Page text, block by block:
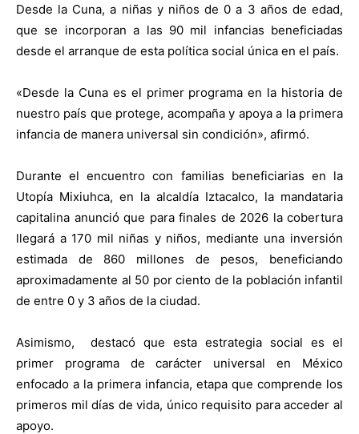
Desde la Cuna, a niñas y niños de 0 a 3 años de edad,
que se incorporan a las 90 mil infancias beneficiadas
desde el arranque de esta política social única en el país.
«Desde la Cuna es el primer programa en la historia de
nuestro país que protege, acompaña y apoya a la primera
infancia de manera universal sin condición», afirmó.
Durante el encuentro con familias beneficiarias en la
Utopía Mixiuhca, en la alcaldía Iztacalco, la mandataria
capitalina anunció que para finales de 2026 la cobertura
llegará a 170 mil niñas y niños, mediante una inversión
estimada de 860 millones de pesos, beneficiando
aproximadamente al 50 por ciento de la población infantil
de entre 0 y 3 años de la ciudad.
Asimismo, destacó que esta estrategia social es el
primer programa de carácter universal en México
enfocado a la primera infancia, etapa que comprende los
primeros mil días de vida, único requisito para acceder al
apoyo.